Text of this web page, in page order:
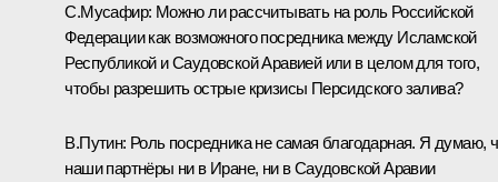
С.Мусафир: Можно ли рассчитывать на роль Российской
Федерации как возможного посредника между Исламской
Республикой и Саудовской Аравией или в целом для того,
чтобы разрешить острые кризисы Персидского залива?
В.Путин: Роль посредника не самая благодарная. Я думаю,
наши партнёры ни в Иране, ни в Саудовской Аравии